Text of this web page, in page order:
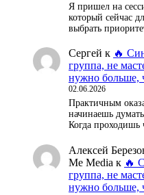
Я пришел на
который сейчас
выбрать
Сергей к 🔥
группа, не
нужно больше,
02.06.2026
Практичным
начинаешь
Когда проходишь
Алексей
Me Media к 🔥
группа, не
нужно больше,